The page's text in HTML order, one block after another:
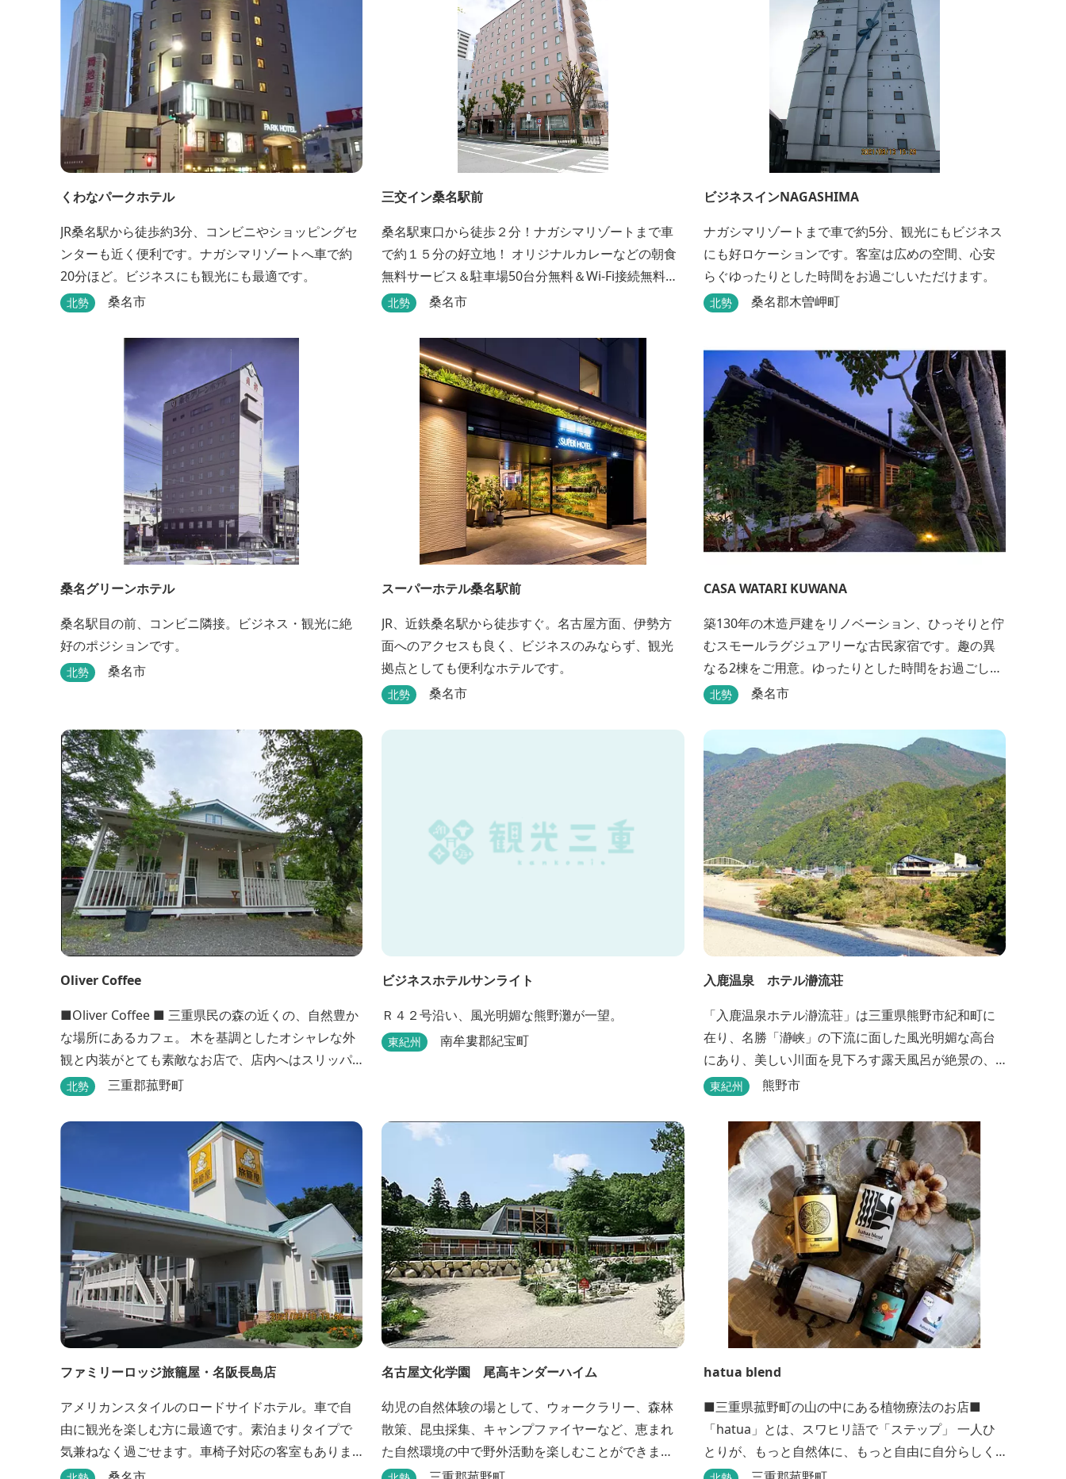
くわなパークホテル
JR桑名駅から徒歩約3分、コンビニやショッピングセ
ンターも近く便利です。ナガシマリゾートへ車で約
20分ほど。ビジネスにも観光にも最適です。
北勢 桑名市
三交イン桑名駅前
桑名駅東口から徒歩２分！ナガシマリゾートまで車
で約１５分の好立地！ オリジナルカレーなどの朝食
無料サービス＆駐車場50台分無料＆Wi-Fi接続無料♪
選べるアメニティＢＡＲとまくらＢＡＲで快適な滞
北勢 桑名市
ビジネスインNAGASHIMA
ナガシマリゾートまで車で約5分、観光にもビジネス
にも好ロケーションです。客室は広めの空間、心安
らぐゆったりとした時間をお過ごしいただけます。
北勢 桑名郡木曽岬町
桑名グリーンホテル
桑名駅目の前、コンビニ隣接。ビジネス・観光に絶
好のポジションです。
北勢 桑名市
スーパーホテル桑名駅前
JR、近鉄桑名駅から徒歩すぐ。名古屋方面、伊勢方
面へのアクセスも良く、ビジネスのみならず、観光
拠点としても便利なホテルです。
北勢 桑名市
CASA WATARI KUWANA
築130年の木造戸建をリノベーション、ひっそりと佇
むスモールラグジュアリーな古民家宿です。趣の異
なる2棟をご用意。ゆったりとした時間をお過ごしく
ださい。
北勢 桑名市
Oliver Coffee
■Oliver Coffee ■ 三重県民の森の近くの、自然豊か
な場所にあるカフェ。 木を基調としたオシャレな外
観と内装がとても素敵なお店で、店内へはスリッパ
に履き替えて入りますのでリラックスして食事を楽
ス席などがあり、お子様連れでも入りやすく居心地
くり過ごすことができます。
北勢 三重郡菰野町
ビジネスホテルサンライト
Ｒ４２号沿い、風光明媚な熊野灘が一望。
東紀州 南牟婁郡紀宝町
入鹿温泉 ホテル瀞流荘
「入鹿温泉ホテル瀞流荘」は三重県熊野市紀和町に
在り、名勝「瀞峡」の下流に面した風光明媚な高台
にあり、美しい川面を見下ろす露天風呂が絶景の、
静かにゆっくりとお過ごしいただくことができる温
と称される丸山千枚田、赤木城跡、熊野本宮大社
（熊野三山）、玉置神社が近くに点在し、和歌山・
奈良の遺産や名所からも近いことから観光アクセス
には大変便利な立地と...
東紀州 熊野市
ファミリーロッジ旅籠屋・名阪長島店
アメリカンスタイルのロードサイドホテル。車で自
由に観光を楽しむ方に最適です。素泊まりタイプで
気兼ねなく過ごせます。車椅子対応の客室もありま
す。
名古屋文化学園 尾高キンダーハイム
幼児の自然体験の場として、ウォークラリー、森林
散策、昆虫採集、キャンプファイヤーなど、恵まれ
た自然環境の中で野外活動を楽しむことができま
す。
hatua blend
■三重県菰野町の山の中にある植物療法のお店■
「hatua」とは、スワヒリ語で「ステップ」 一人ひ
とりが、もっと自然体に、もっと自由に自分らしく
歩いていけるように その一歩を植物の力でサポート